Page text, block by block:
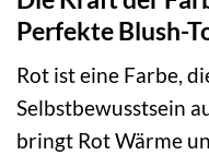
Perfekte Blush-
Rot ist eine Farbe,
Selbstbewusstsein
bringt Rot Wärme